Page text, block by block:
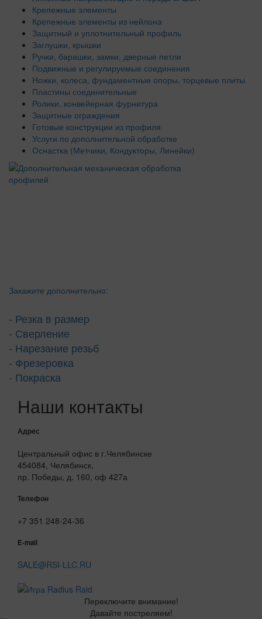
Крепежные элементы
Крепежные элементы из нейлона
Защитный и уплотнительный профиль
Заглушки, крышки
Ручки, барашки, замки, дверные петли
Подвижные и регулируемые соединения
Ножки, колеса, фундаментные опоры, торцевые плиты
Пластины соединительные
Ролики, конвейерная фурнитура
Защитные ограждения
Готовые конструкции из профиля
Услуги по дополнительной обработке
Оснастка (Метчики, Кондукторы, Линейки)
Закажите дополнительно:
- Резка в размер
- Сверление
- Нарезание резьб
- Фрезеровка
- Покраска
Наши контакты
Адрес
Центральный офис в г.Челябинске
454084, Челябинск,
пр. Победы, д. 160, оф 427а
Телефон
+7 351 248-24-36
E-mail
SALE@RSI-LLC.RU
Переключите внимание!
Давайте постреляем!